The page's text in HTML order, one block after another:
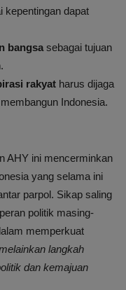
kepentingan dapat
bangsa sebagai tujuan
rakyat harus dijaga
Indonesia.
AHY ini mencerminkan
yang selama ini
parpol. Sikap saling
politik masing-
memperkuat
langkah
dan kemajuan